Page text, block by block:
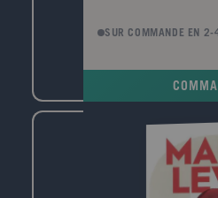
George-Harrison est
de-l'Est au Québec. Un
L'auteur des lettres leur
Quel est le lien qui les
ont-elles commis ? Qui
ses intentions ? Au
générations, La Dernière
de la France occupée à
SUR COMMANDE EN 2-